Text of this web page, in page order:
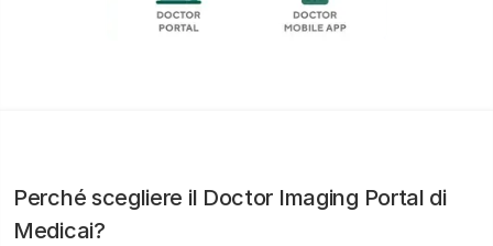
Perché scegliere il Doctor Imaging Portal di
Medicai?